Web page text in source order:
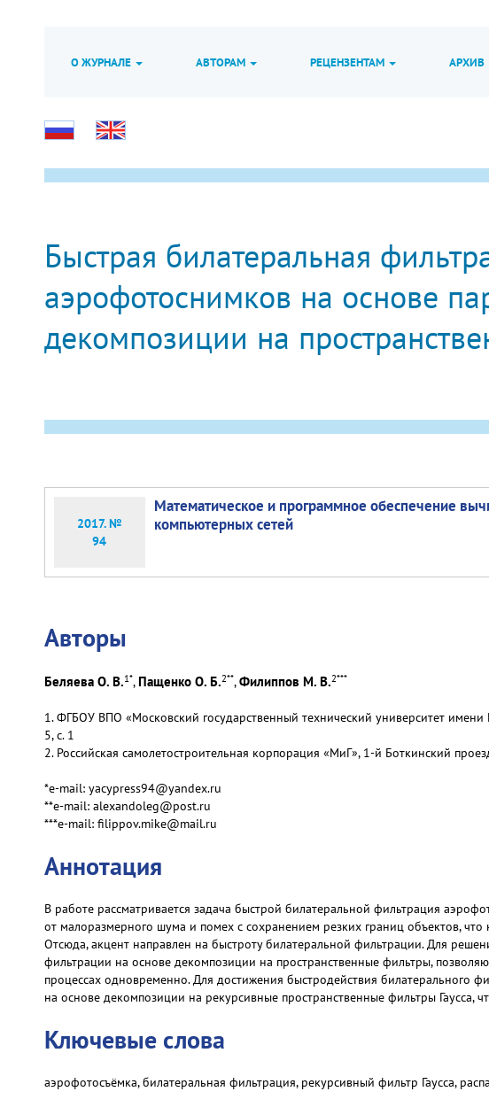
О ЖУРНАЛЕ АВТОРАМ РЕЦЕНЗЕНТАМ АРХИВ
Быстрая билатеральная
аэрофотоснимков на основе
декомпозиции на
2017. №
94
Математическое и программное обеспечение
компьютерных сетей
Авторы
Беляева О. В.1*,Пащенко О. Б.2**,Филиппов М. В.2***
1. ФГБОУ ВПО «Московский государственный технический университет
5, с. 1
2. Российская самолетостроительная корпорация «МиГ», 1-й Боткинский
*e-mail: yacypress94@yandex.ru
**e-mail: alexandoleg@post.ru
***e-mail: filippov.mike@mail.ru
Аннотация
В работе рассматривается задача быстрой билатеральной фильтрация
от малоразмерного шума и помех с сохранением резких границ объектов,
Отсюда, акцент направлен на быстроту билатеральной фильтрации. Для
фильтрации на основе декомпозиции на пространственные фильтры,
процессах одновременно. Для достижения быстродействия билатерального
на основе декомпозиции на рекурсивные пространственные фильтры Гаусса,
Ключевые слова
аэрофотосъёмка, билатеральная фильтрация, рекурсивный фильтр Гаусса,